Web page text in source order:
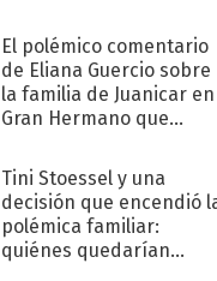
El polémico comentario
de Eliana Guercio sobre
la familia de Juanicar en
Gran Hermano que
Tini Stoessel y una
decisión que encendió
polémica familiar:
quiénes quedarían